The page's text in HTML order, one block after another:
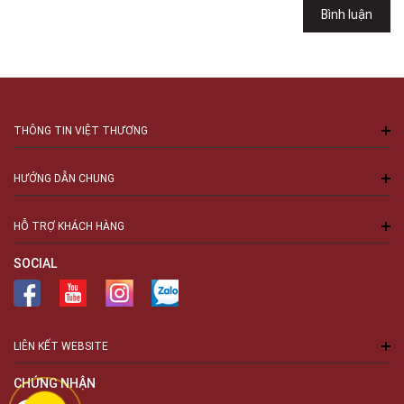
Bình luận
THÔNG TIN VIỆT THƯƠNG
HƯỚNG DẪN CHUNG
HỖ TRỢ KHÁCH HÀNG
SOCIAL
LIÊN KẾT WEBSITE
CHỨNG NHẬN